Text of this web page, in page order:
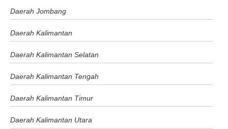
Daerah Jombang
Daerah Kalimantan
Daerah Kalimantan Selatan
Daerah Kalimantan Tengah
Daerah Kalimantan Timur
Daerah Kalimantan Utara